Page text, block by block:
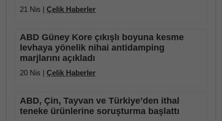
21 Nis | Çelik Haberler
ABD Güney Kore çıkışlı boyuna kesme
levhaya yönelik nihai antidamping
marjlarını açıkladı
20 Nis | Çelik Haberler
ABD, Çin, Tayvan ve Türkiye’den ithal
teneke ürünlerine soruşturma başlattı